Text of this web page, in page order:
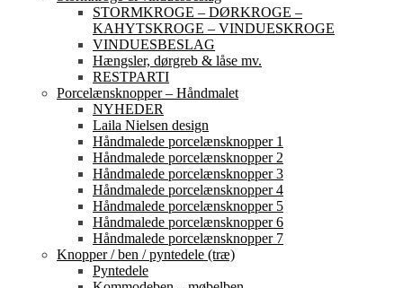
STORMKROGE – DØRKROGE –
KAHYTSKROGE – VINDUESKROGE
VINDUESBESLAG
Hængsler, dørgreb & låse mv.
RESTPARTI
Porcelænsknopper – Håndmalet
NYHEDER
Laila Nielsen design
Håndmalede porcelænsknopper 1
Håndmalede porcelænsknopper 2
Håndmalede porcelænsknopper 3
Håndmalede porcelænsknopper 4
Håndmalede porcelænsknopper 5
Håndmalede porcelænsknopper 6
Håndmalede porcelænsknopper 7
Knopper / ben / pyntedele (træ)
Pyntedele